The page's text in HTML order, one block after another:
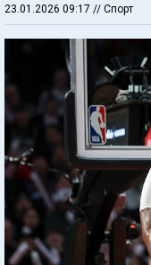
23.01.2026 09:17 // Спорт